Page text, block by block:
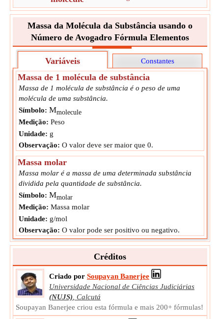
Próxima Etapa Converter para unidade de saída
Mmolecule=7.3080324346321E-23
Massa da Molécula da Substância usando o
Número de Avogadro Fórmula Elementos
Variáveis Constantes
Massa de 1 molécula de substância
Massa de 1 molécula de substância é o peso de uma
molécula de uma substância.
Símbolo: Mmolecule
Medição: Peso
Unidade: g
Observação: O valor deve ser maior que 0.
Massa molar
Massa molar é a massa de uma determinada substância
dividida pela quantidade de substância.
Símbolo: Mmolar
Medição: Massa molar
Unidade: g/mol
Observação: O valor pode ser positivo ou negativo.
Créditos
Criado por Soupayan Banerjee
Universidade Nacional de Ciências Judiciárias
(NUJS), Calcutá
Soupayan Banerjee criou esta fórmula e mais 200+ fórmulas!